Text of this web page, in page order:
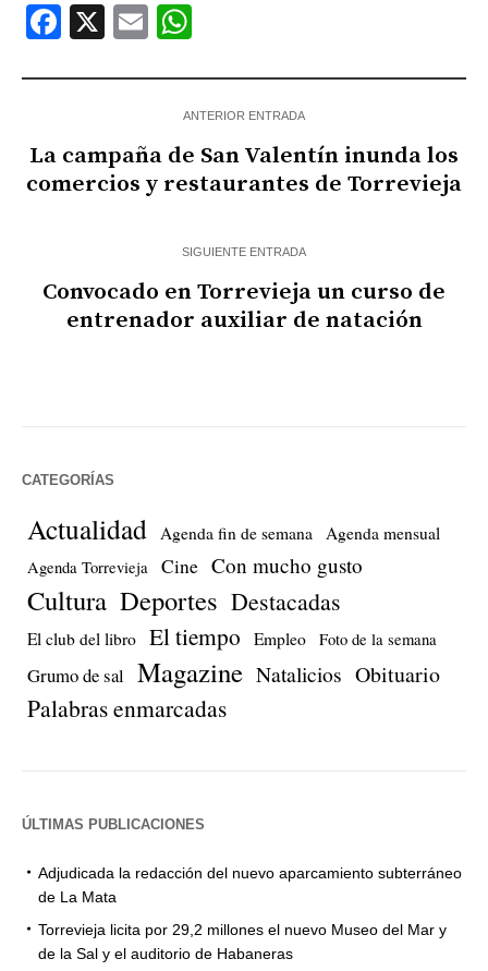
Facebook
X Email
ANTERIOR ENTRADA
La campaña de San Valentín inunda los
comercios y restaurantes de Torrevieja
SIGUIENTE ENTRADA
Convocado en Torrevieja un curso de
entrenador auxiliar de natación
CATEGORÍAS
Actualidad Agenda fin de semana Agenda mensual
Agenda Torrevieja Cine Con mucho gusto
Cultura Deportes Destacadas
El club del libro El tiempo Empleo Foto de la semana
Grumo de sal Magazine Natalicios Obituario
Palabras enmarcadas
ÚLTIMAS PUBLICACIONES
Adjudicada la redacción del nuevo aparcamiento subterráneo
de La Mata
Torrevieja licita por 29,2 millones el nuevo Museo del Mar y
de la Sal y el auditorio de Habaneras